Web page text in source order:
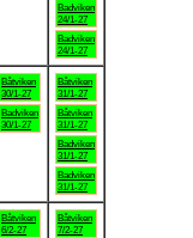
Badviken
24/1-27
Badviken
24/1-27
Båtviken
30/1-27
Badviken
30/1-27
Båtviken
31/1-27
Båtviken
31/1-27
Badviken
31/1-27
Badviken
31/1-27
Båtviken
6/2-27
Båtviken
7/2-27